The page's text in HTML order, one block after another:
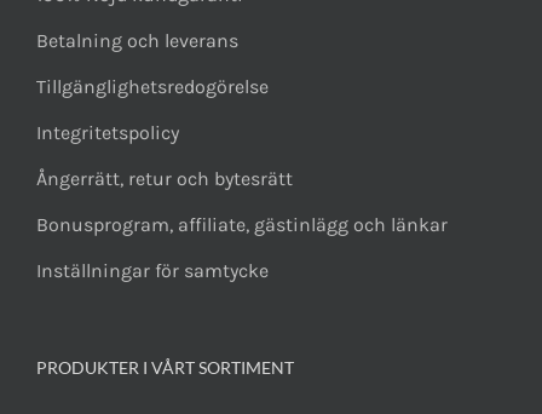
Betalning och leverans
Tillgänglighetsredogörelse
Integritetspolicy
Ångerrätt, retur och bytesrätt
Bonusprogram, affiliate, gästinlägg och länkar
Inställningar för samtycke
PRODUKTER I VÅRT SORTIMENT